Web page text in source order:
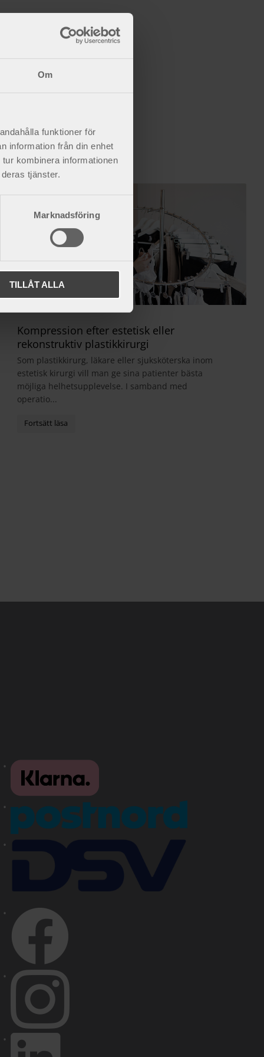
Om
funktioner för
information från din enhet
kombinera informationen
tjänster.
Marknadsföring
TILLÅT ALLA
Kompression efter estetisk eller
rekonstruktiv plastikkirurgi
Som plastikkirurg, läkare eller sjuksköterska inom
estetisk kirurgi vill man ge sina patienter bästa
möjliga helhetsupplevelse. I samband med
operatio...